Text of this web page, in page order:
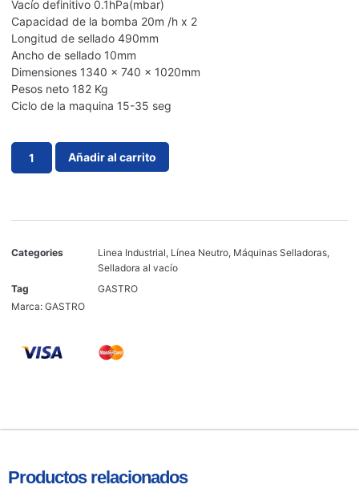
Vacío definitivo 0.1hPa(mbar)
Capacidad de la bomba 20m /h x 2
Longitud de sellado 490mm
Ancho de sellado 10mm
Dimensiones 1340 x 740 x 1020mm
Pesos neto 182 Kg
Ciclo de la maquina 15-35 seg
Añadir al carrito
Categories Linea Industrial, Línea Neutro, Máquinas Selladoras,
Selladora al vacío
Tag
GASTRO
Marca: GASTRO
Productos relacionados